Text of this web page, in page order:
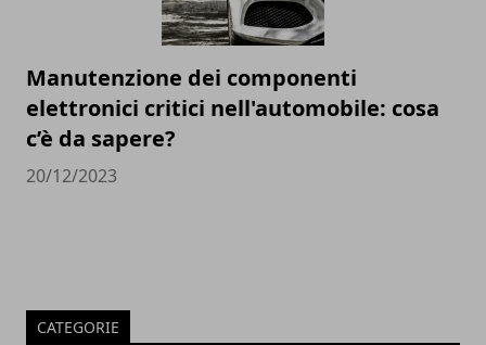
Manutenzione dei componenti
elettronici critici nell'automobile: cosa
c’è da sapere?
20/12/2023
CATEGORIE